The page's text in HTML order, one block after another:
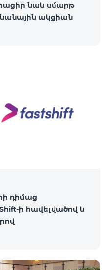
նաև սմարթ
ակցիան
դիմաց
ի հավելվածով և